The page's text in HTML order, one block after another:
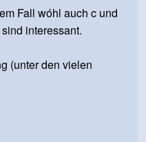
Fall wóhl auch c und
interessant.
(unter den vielen